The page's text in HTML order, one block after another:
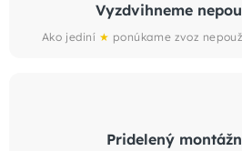
Vyzdvihneme
Ako jediní ★ ponúkame zvoz
Pridelený